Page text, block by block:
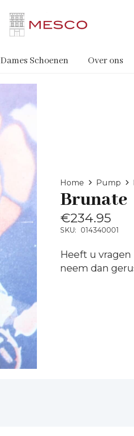
Dames Schoenen Over ons
Home Pump
Brunate
€234.95
SKU: 014340001
Heeft u
neem dan